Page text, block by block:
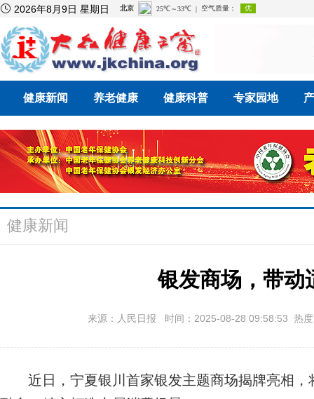
 2026年8月9日 星期日
健康新闻 养老健康 健康科普 专家园地
健康新闻
银发商场，带动
来源：人民日报 时间：2025-08-28 09:58:53 热
近日，宁夏银川首家银发主题商场揭牌亮相，